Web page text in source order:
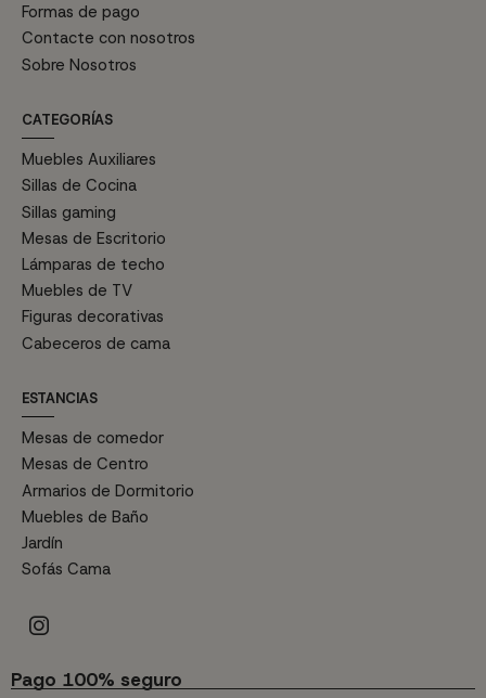
Formas de pago
Contacte con nosotros
Sobre Nosotros
CATEGORÍAS
Muebles Auxiliares
Sillas de Cocina
Sillas gaming
Mesas de Escritorio
Lámparas de techo
Muebles de TV
Figuras decorativas
Cabeceros de cama
ESTANCIAS
Mesas de comedor
Mesas de Centro
Armarios de Dormitorio
Muebles de Baño
Jardín
Sofás Cama
Pago 100% seguro